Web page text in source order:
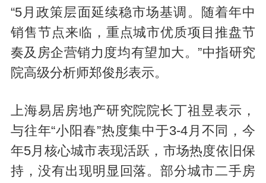
“5月政策层面延续稳市场基调。随着年中
销售节点来临，重点城市优质项目推盘节
奏及房企营销力度均有望加大。”中指研究
院高级分析师郑俊彤表示。
上海易居房地产研究院院长丁祖昱表示，
与往年“小阳春”热度集中于3-4月不同，今
年5月核心城市表现活跃，市场热度依旧保
持，没有出现明显回落。部分城市二手房